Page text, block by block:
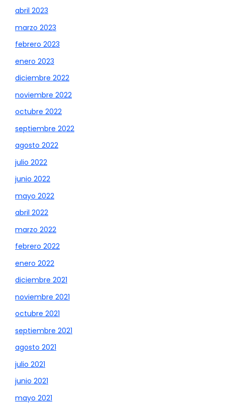
abril 2023
marzo 2023
febrero 2023
enero 2023
diciembre 2022
noviembre 2022
octubre 2022
septiembre 2022
agosto 2022
julio 2022
junio 2022
mayo 2022
abril 2022
marzo 2022
febrero 2022
enero 2022
diciembre 2021
noviembre 2021
octubre 2021
septiembre 2021
agosto 2021
julio 2021
junio 2021
mayo 2021